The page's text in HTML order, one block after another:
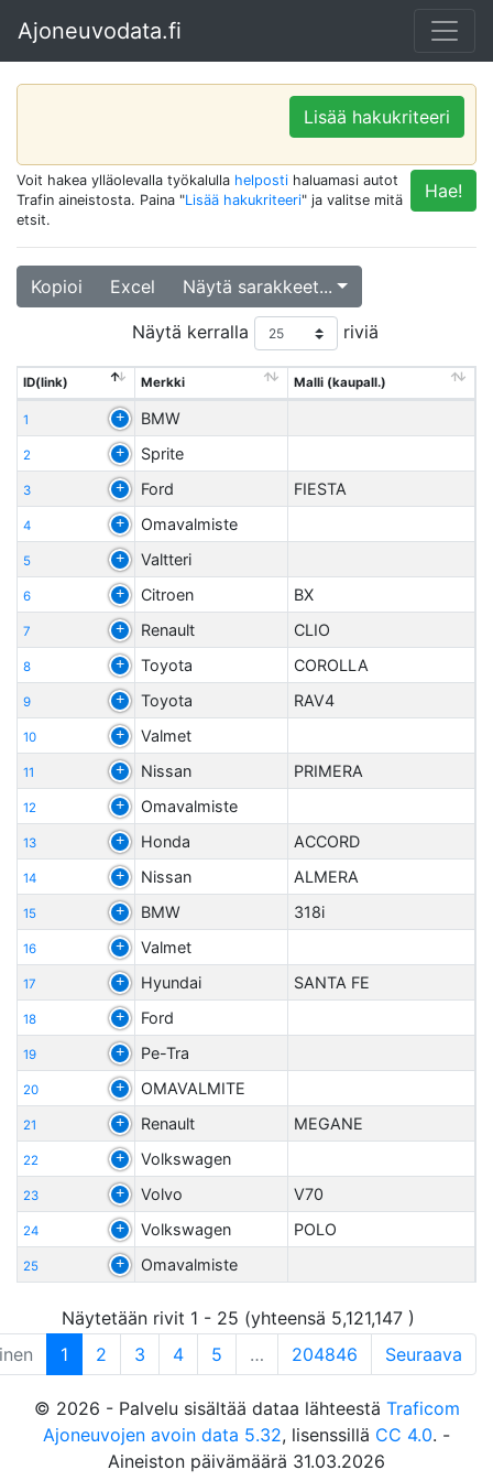
Ajoneuvodata.fi
Lisää hakukriteeri
Hae!
Voit hakea ylläolevalla työkalulla helposti haluamasi autot
Trafin aineistosta. Paina "Lisää hakukriteeri" ja valitse mitä
etsit.
Kopioi Excel Näytä sarakkeet...
Näytä kerralla riviä
ID(link) Merkki Malli (kaupall.)
1 BMW
2 Sprite
3 Ford FIESTA
4 Omavalmiste
5 Valtteri
6 Citroen BX
7 Renault CLIO
8 Toyota COROLLA
9 Toyota RAV4
10 Valmet
11 Nissan PRIMERA
12 Omavalmiste
13 Honda ACCORD
14 Nissan ALMERA
15 BMW 318i
16 Valmet
17 Hyundai SANTA FE
18 Ford
19 Pe-Tra
20 OMAVALMITE
21 Renault MEGANE
22 Volkswagen
23 Volvo V70
24 Volkswagen POLO
25 Omavalmiste
Näytetään rivit 1 - 25 (yhteensä 5,121,147 )
1 2 3 4 5 … 204846 Seuraava
© 2026 - Palvelu sisältää dataa lähteestä Traficom
Ajoneuvojen avoin data 5.32, lisenssillä CC 4.0. -
Aineiston päivämäärä 31.03.2026